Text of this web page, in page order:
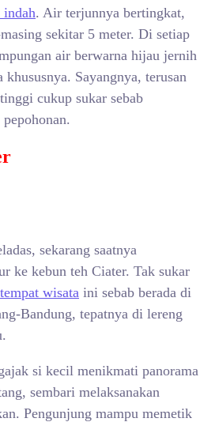
indah. Air terjunnya bertingkat,
sekitar 5 meter. Di setiap
air berwarna hijau jernih
Sayangnya, terusan
cukup sukar sebab
sekarang saatnya
ke kebun teh Ciater. Tak sukar
tempat wisata ini sebab berada di
Bandung, tepatnya di lereng
si kecil menikmati panorama
sembari melaksanakan
Pengunjung mampu memetik